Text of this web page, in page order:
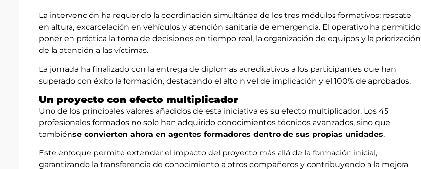
La intervención ha requerido la coordinación simultánea de los tres módulos formativos: rescate
en altura, excarcelación en vehículos y atención sanitaria de emergencia. El operativo ha permitido
poner en práctica la toma de decisiones en tiempo real, la organización de equipos y la priorización
de la atención a las víctimas.
La jornada ha finalizado con la entrega de diplomas acreditativos a los participantes que han
superado con éxito la formación, destacando el alto nivel de implicación y el 100% de aprobados.
Un proyecto con efecto multiplicador
Uno de los principales valores añadidos de esta iniciativa es su efecto multiplicador. Los 45
profesionales formados no solo han adquirido conocimientos técnicos avanzados, sino que
tambiénse convierten ahora en agentes formadores dentro de sus propias unidades.
Este enfoque permite extender el impacto del proyecto más allá de la formación inicial,
garantizando la transferencia de conocimiento a otros compañeros y contribuyendo a la mejora